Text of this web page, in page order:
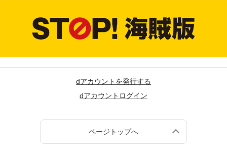
dアカウントを発行する
dアカウントログイン
ページトップへ